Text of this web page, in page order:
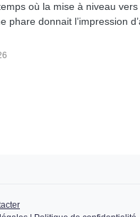
où la mise à niveau
phare donnait l’impression